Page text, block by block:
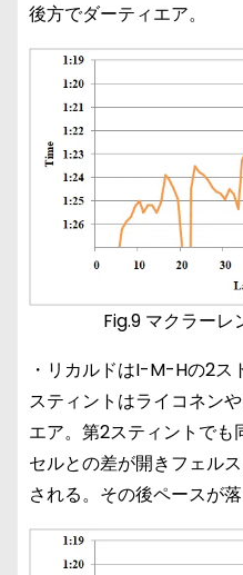
後方でダーティエア。
Fig.9 マクラーレ
・リカルドはI-M-Hの2ス
スティントはライコネン
エア。第2スティントで
セルとの差が開きフェル
される。その後ペースが落